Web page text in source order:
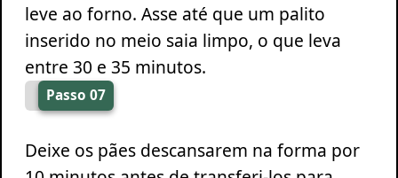
leve ao forno. Asse até que um palito
inserido no meio saia limpo, o que leva
entre 30 e 35 minutos.
Passo 07
Deixe os pães descansarem na forma por